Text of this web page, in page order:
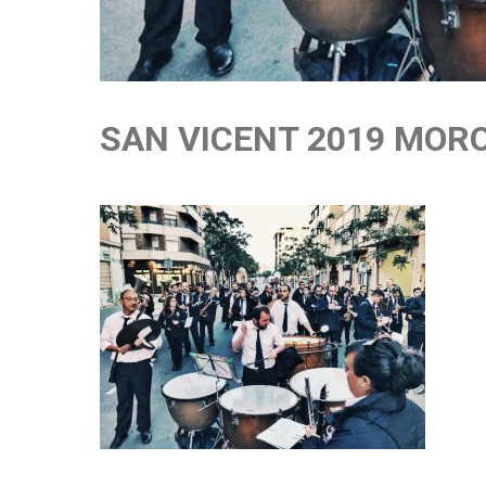
SAN VICENT 2019